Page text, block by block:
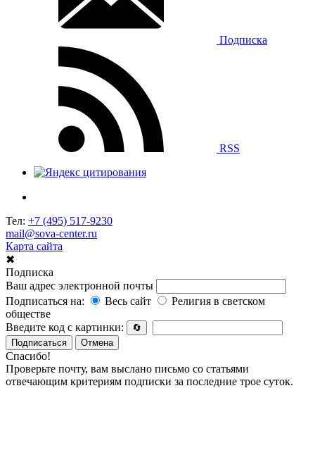
Подписка
RSS
Тел: +7 (495) 517-9230
mail@sova-center.ru
Карта сайта
✖
Подписка
Ваш адрес электронной почты
Подписаться на:
Весь сайт
Религия в светском
обществе
Введите код с картинки:
🔄
Подписаться
Отмена
Спасибо!
Проверьте почту, вам выслано письмо со статьями
отвечающим критериям подписки за последние трое суток.